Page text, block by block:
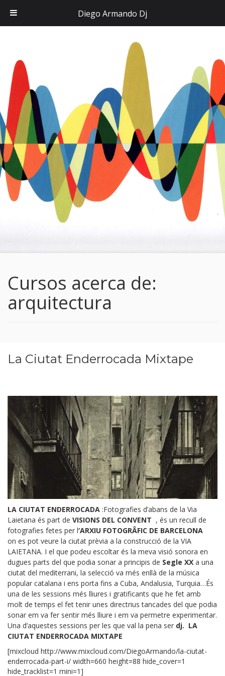
Cursos acerca de:
arquitectura
La Ciutat Enderrocada Mixtape
LA CIUTAT ENDERROCADA :Fotografies d’abans de la Via
Laietana és part de VISIONS DEL CONVENT , és un recull de
fotografies fetes per l‘ARXIU FOTOGRÂFIC DE BARCELONA
on es pot veure la ciutat prèvia a la construcció de la VIA
LAIETANA. I el que podeu escoltar és la meva visió sonora en
dugues parts del que podia sonar a principis de Segle XX a una
ciutat del mediterrani, la selecció va més enllà de la música
popular catalana i ens porta fins a Cuba, Andalusia, Turquia…És
una de les sessions més lliures i gratificants que he fet amb
molt de temps el fet tenir unes directrius tancades del que podia
sonar em va fer sentir més lliure i em va permetre experimentar.
Una d’aquestes sessions per les que val la pena ser dj. LA
CIUTAT ENDERROCADA MIXTAPE
[mixcloud http://www.mixcloud.com/DiegoArmando/la-ciutat-
enderrocada-part-i/ width=660 height=88 hide_cover=1
hide_tracklist=1 mini=1]
Diego Armando Dj